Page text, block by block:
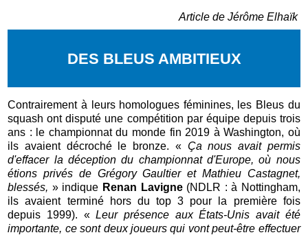
Article de Jérôme Elhaïk
DES BLEUS AMBITIEUX
Contrairement à leurs homologues féminines, les Bleus du
squash ont disputé une compétition par équipe depuis trois
ans : le championnat du monde fin 2019 à Washington, où
ils avaient décroché le bronze. « Ça nous avait permis
d'effacer la déception du championnat d'Europe, où nous
étions privés de Grégory Gaultier et Mathieu Castagnet,
blessés, » indique Renan Lavigne(NDLR : à Nottingham,
ils avaient terminé hors du top 3 pour la première fois
depuis 1999). «Leur présence aux États-Unis avait été
importante, ce sont deux joueurs qui vont peut-être effectuer